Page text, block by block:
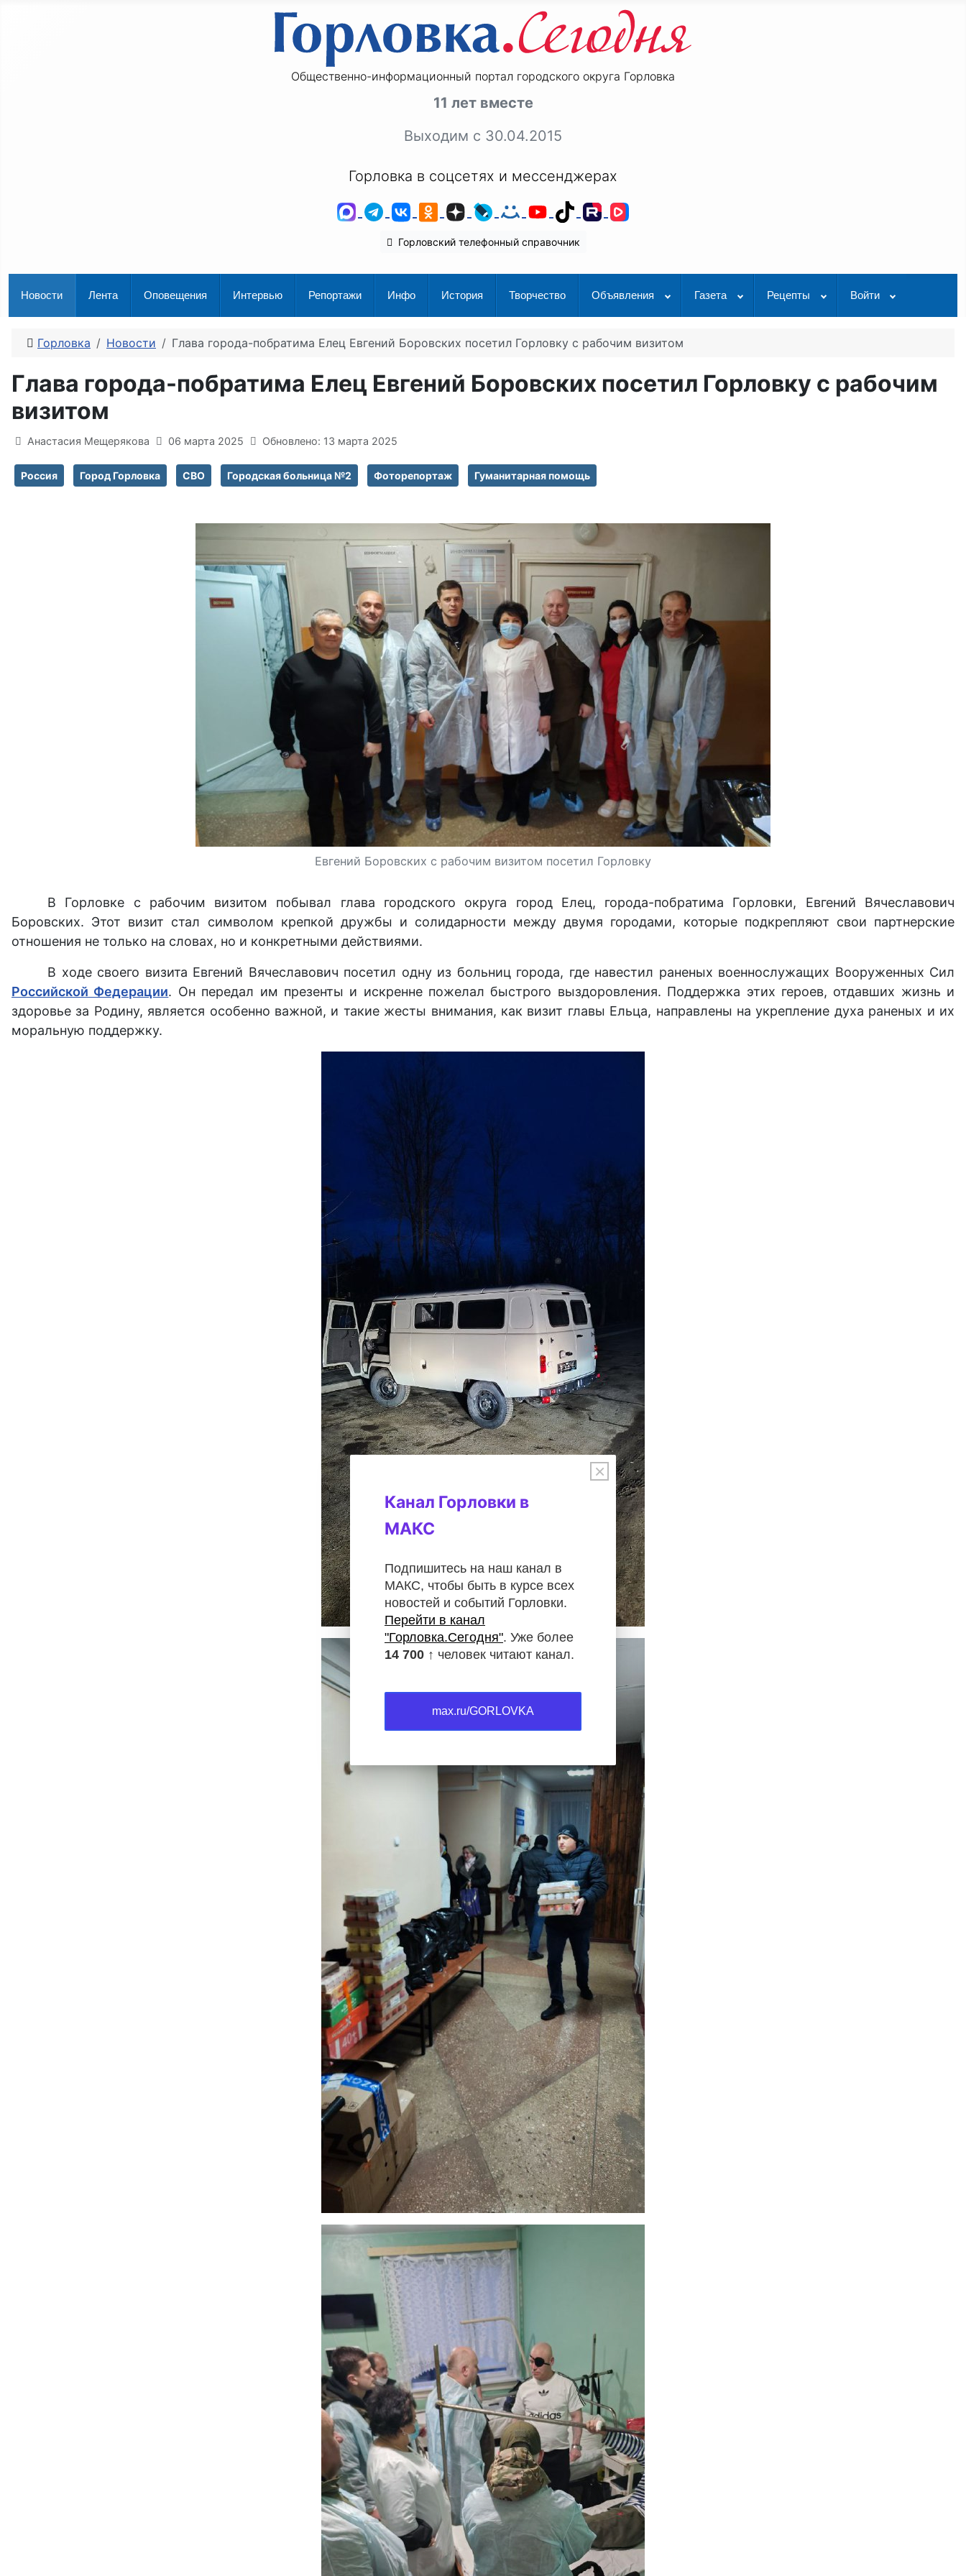
Общественно-информационный портал городского округа Горловка
11 лет вместе
Выходим с 30.04.2015
Горловка в соцсетях и мессенджерах
MAXTelegram
ВКонтакте
Одноклассники
ДзенLiveJournal
Мой Мир
YouTube
TikTokRutube
Горловский телефонный справочник
Новости Лента Оповещения Интервью Репортажи Инфо История Творчество Объявления Газета Рецепты Войти
Горловка Новости Глава города-побратима Елец Евгений Боровских посетил Горловку с рабочим визитом
Глава города-побратима Елец Евгений Боровских посетил Горловку с рабочим
визитом
Информация о материале
Анастасия Мещерякова 06 марта 2025 Обновлено: 13 марта 2025
Россия Город Горловка СВО Городская больница №2 Фоторепортаж Гуманитарная помощь
Евгений Боровских с рабочим визитом посетил Горловку
В Горловке с рабочим визитом побывал глава городского округа город Елец, города-побратима Горловки, Евгений Вячеславович
Боровских. Этот визит стал символом крепкой дружбы и солидарности между двумя городами, которые подкрепляют свои партнерские
отношения не только на словах, но и конкретными действиями.
В ходе своего визита Евгений Вячеславович посетил одну из больниц города, где навестил раненых военнослужащих Вооруженных Сил
Российской Федерации. Он передал им презенты и искренне пожелал быстрого выздоровления. Поддержка этих героев, отдавших жизнь и
здоровье за Родину, является особенно важной, и такие жесты внимания, как визит главы Ельца, направлены на укрепление духа раненых и их
моральную поддержку.
×
Канал Горловки в
МАКС
Подпишитесь на наш канал в
МАКС, чтобы быть в курсе всех
новостей и событий Горловки.
Перейти в канал
"Горловка.Сегодня". Уже более
14 700 ↑ человек читают канал.
max.ru/GORLOVKA